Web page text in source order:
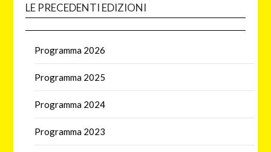
LE PRECEDENTI EDIZIONI
Programma 2026
Programma 2025
Programma 2024
Programma 2023